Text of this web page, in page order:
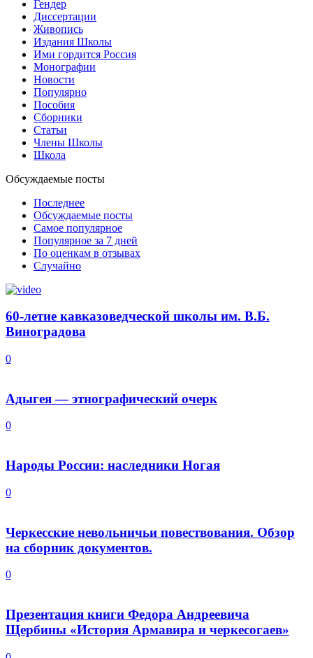
Гендер
Диссертации
Живопись
Издания Школы
Ими гордится Россия
Монографии
Новости
Популярно
Пособия
Сборники
Статьи
Члены Школы
Школа
Обсуждаемые посты
Последнее
Обсуждаемые посты
Самое популярное
Популярное за 7 дней
По оценкам в отзывах
Случайно
60-летие кавказоведческой школы им. В.Б.
Виноградова
0
Адыгея — этнографический очерк
0
Народы России: наследники Ногая
0
Черкесские невольничьи повествования. Обзор
на сборник документов.
0
Презентация книги Федора Андреевича
Щербины «История Армавира и черкесогаев»